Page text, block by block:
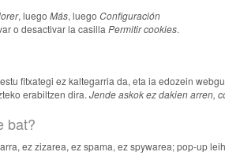
, luego Más, luego Configuración
o desactivar la casilla Permitir cookies.
fitxategi ez kaltegarria da, eta ia edozein
erabiltzen dira. Jende askok ez dakien arren,
bat?
ez zizarea, ez spama, ez spywarea; pop-up